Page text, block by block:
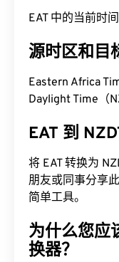
EAT 中的当前时
源时区和目
Eastern Africa
Daylight Time（
EAT 到
将 EAT 转换为
朋友或同事分享
简单工具。
为什么您应
换器？